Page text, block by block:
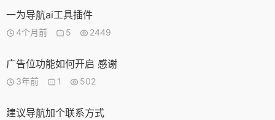
一为导航ai工具插件
4个月前 5 2449
广告位功能如何开启 感谢
3年前 1 502
建议导航加个联系方式